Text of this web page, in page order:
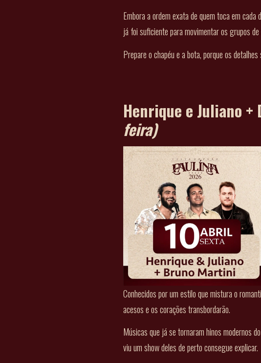
Embora a ordem exata de quem toca em
já foi suficiente para movimentar os grupos
Prepare o chapéu e a bota, porque os
Henrique e Juliano
feira)
Conhecidos por um estilo que mistura o
acesos e os corações transbordarão.
Músicas que já se tornaram hinos modernos
viu um show deles de perto consegue explicar.